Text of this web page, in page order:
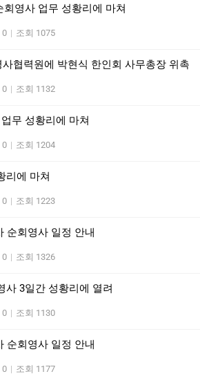
영사 업무 성황리에 마쳐
0 | 조회 1075
협력원에 박현식 한인회 사무총장 위촉
0 | 조회 1132
무 성황리에 마쳐
0 | 조회 1204
리에 마쳐
0 | 조회 1223
순회영사 일정 안내
0 | 조회 1326
사 3일간 성황리에 열려
0 | 조회 1130
순회영사 일정 안내
0 | 조회 1177